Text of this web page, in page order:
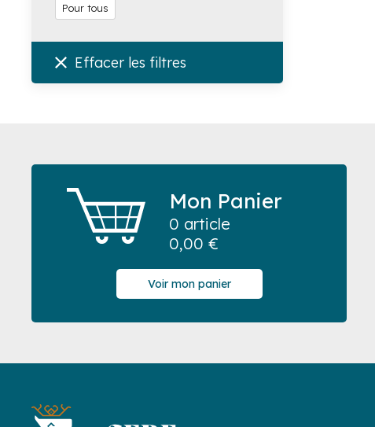
Pour tous
Effacer les filtres
Mon Panier
0 article
0,00 €
Voir mon panier